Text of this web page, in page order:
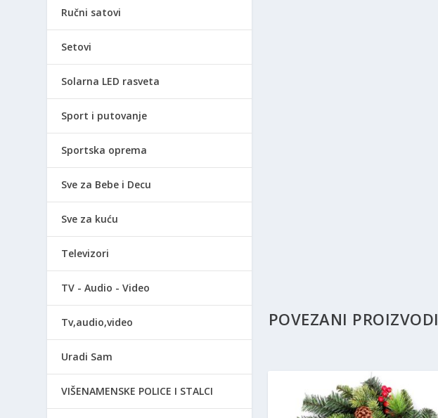
POVEZANI PROIZVODI
Ručni satovi
Setovi
Solarna LED rasveta
Sport i putovanje
Sportska oprema
Sve za Bebe i Decu
Sve za kuću
Televizori
TV - Audio - Video
Tv,audio,video
Uradi Sam
VIŠENAMENSKE POLICE I STALCI